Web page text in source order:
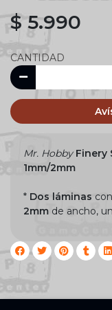
$ 5.990
CANTIDAD
Mr. HobbyFinery
1mm/2mm
* Dos láminas con
2mm de ancho,